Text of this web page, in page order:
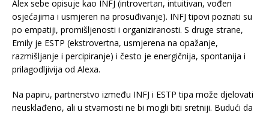
Alex sebe opisuje kao INFJ (introvertan, intuitivan, vođen
osjećajima i usmjeren na prosuđivanje). INFJ tipovi poznati su
po empatiji, promišljenosti i organiziranosti. S druge strane,
Emily je ESTP (ekstrovertna, usmjerena na opažanje,
razmišljanje i percipiranje) i često je energičnija, spontanija i
prilagodljivija od Alexa.
Na papiru, partnerstvo između INFJ i ESTP tipa može djelovati
neusklađeno, ali u stvarnosti ne bi mogli biti sretniji. Budući da